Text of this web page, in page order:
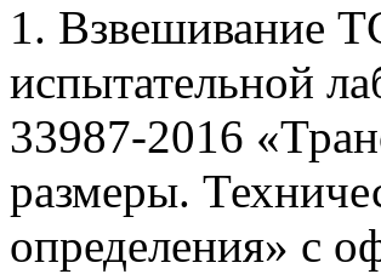
1. Взвешивание
испытательной
33987-2016
размеры.
определения» с